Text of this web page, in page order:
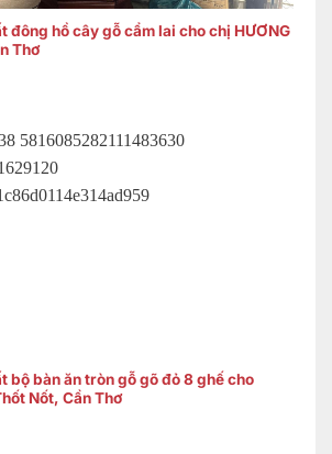
đông hồ cây gỗ cẩm lai cho chị HƯƠNG
Thơ
bộ bàn ăn tròn gỗ gõ đỏ 8 ghế cho
Nốt, Cần Thơ